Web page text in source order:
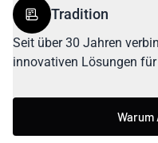
Warum
Tradition
Seit über 30 Jahren
innovativen Lösungen